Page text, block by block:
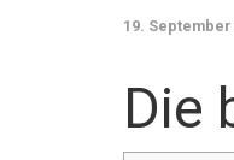
19. September
Die